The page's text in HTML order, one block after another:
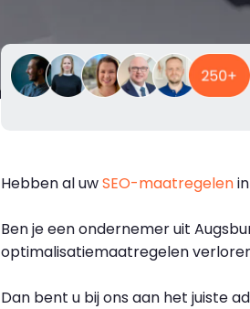
Hebben al uwSEO-maatregelen
Ben je een ondernemer uit
optimalisatiemaatregelen
Dan bent u bij ons aan het juiste